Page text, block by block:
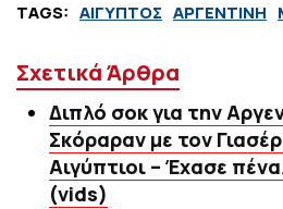
TAGS: ΑΙΓΥΠΤΟΣ ΑΡΓΕΝΤΙΝΗ
Σχετικά Άρθρα
Διπλό σοκ για την
Σκόραραν με τον
Αιγύπτιοι – Έχασε
(vids)